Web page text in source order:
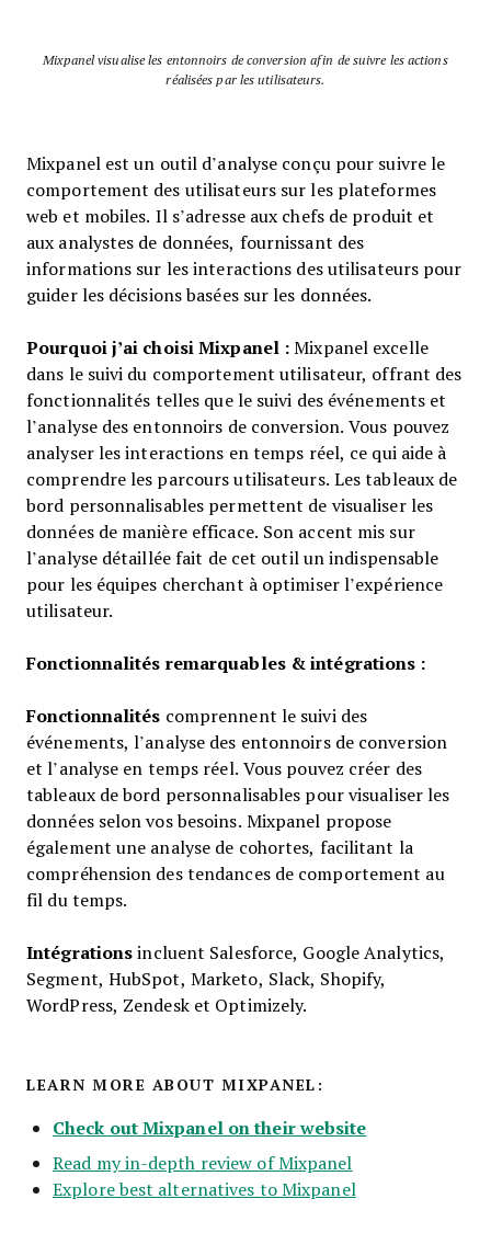
Mixpanel visualise les entonnoirs de conversion afin de suivre les actions
réalisées par les utilisateurs.
Mixpanel est un outil d’analyse conçu pour suivre le
comportement des utilisateurs sur les plateformes
web et mobiles. Il s’adresse aux chefs de produit et
aux analystes de données, fournissant des
informations sur les interactions des utilisateurs pour
guider les décisions basées sur les données.
Pourquoi j’ai choisi Mixpanel : Mixpanel excelle
dans le suivi du comportement utilisateur, offrant des
fonctionnalités telles que le suivi des événements et
l’analyse des entonnoirs de conversion. Vous pouvez
analyser les interactions en temps réel, ce qui aide à
comprendre les parcours utilisateurs. Les tableaux de
bord personnalisables permettent de visualiser les
données de manière efficace. Son accent mis sur
l’analyse détaillée fait de cet outil un indispensable
pour les équipes cherchant à optimiser l’expérience
utilisateur.
Fonctionnalités remarquables & intégrations :
Fonctionnalités comprennent le suivi des
événements, l’analyse des entonnoirs de conversion
et l’analyse en temps réel. Vous pouvez créer des
tableaux de bord personnalisables pour visualiser les
données selon vos besoins. Mixpanel propose
également une analyse de cohortes, facilitant la
compréhension des tendances de comportement au
fil du temps.
Intégrationsincluent Salesforce, Google Analytics,
Segment, HubSpot, Marketo, Slack, Shopify,
WordPress, Zendesk et Optimizely.
LEARN MORE ABOUT MIXPANEL:
Check out Mixpanel on their website
Read my in-depth review of Mixpanel
Explore best alternatives to Mixpanel